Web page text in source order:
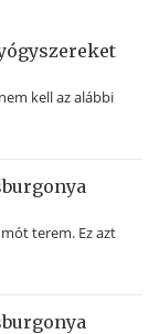
kell az alábbi
terem. Ez azt